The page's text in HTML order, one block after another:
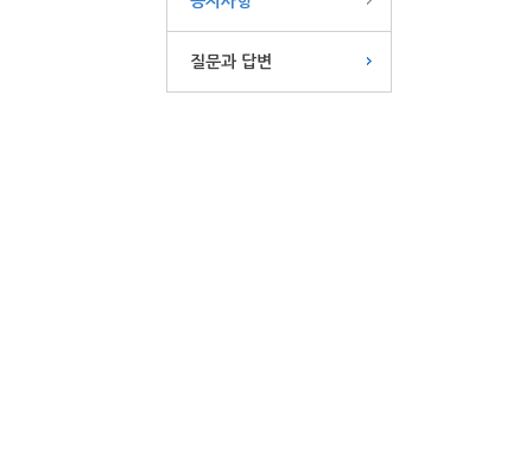
질문과 답변